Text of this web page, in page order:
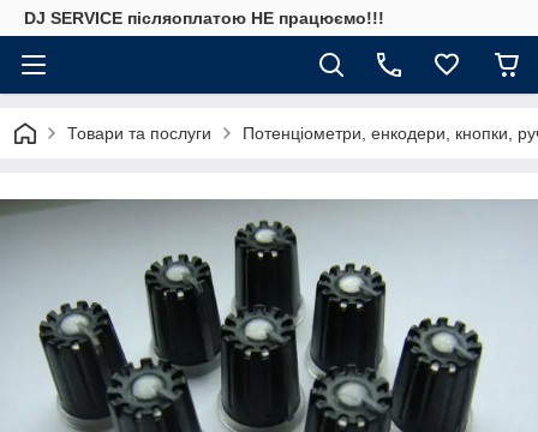
DJ SERVICE пiсляоплатою НЕ працюємо!!!
Товари та послуги Потенціометри, енкодери, кнопки,